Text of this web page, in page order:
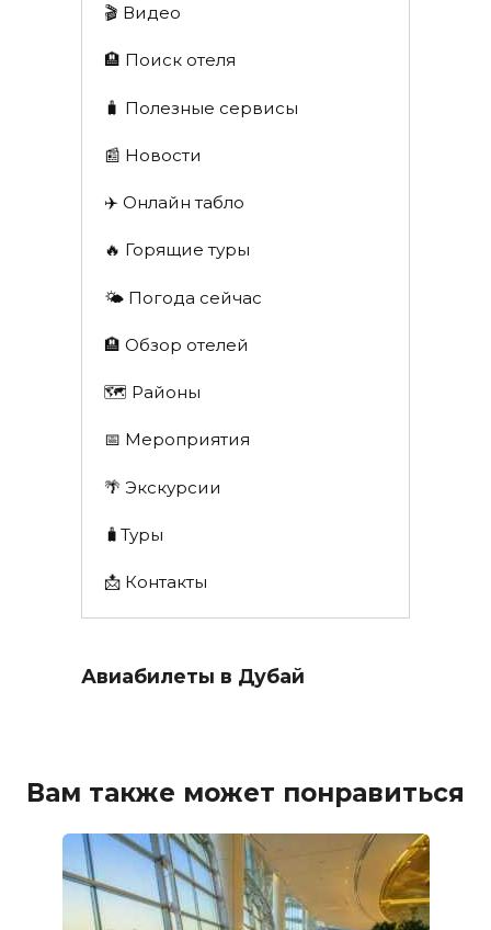
🎬 Видео
🏨 Поиск отеля
🧳 Полезные сервисы
📰 Новости
✈️ Онлайн табло
🔥 Горящие туры
🌤️ Погода сейчас
🏨 Обзор отелей
🗺 Районы
📅 Мероприятия
🌴 Экскурсии
🧳Туры
📩 Контакты
Авиабилеты в Дубай
Вам также может понравиться